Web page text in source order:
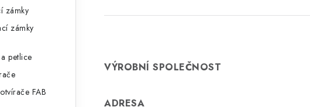
zámky
zámky
petlice
FAB
VÝROBNÍ SPOLEČNOST
ADRESA